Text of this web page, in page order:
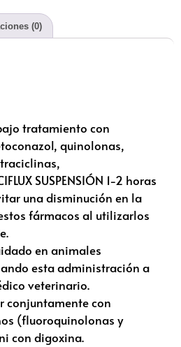
(0)
tratamiento con
quinolonas,
SUSPENSIÓN 1-2 horas
una disminución en la
fármacos al utilizarlos
en animales
esta administración a
veterinario.
conjuntamente con
(fluoroquinolonas y
con digoxina.